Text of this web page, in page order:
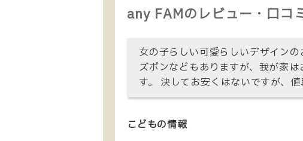
any FAMのレビュー・口コ
女の子らしい可愛らしいデザイン
ズボンなどもありますが、我が家
す。 決してお安くはないですが、
こどもの情報